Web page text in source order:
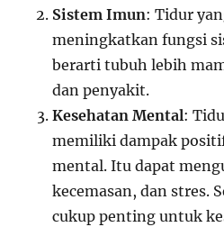
Sistem Imun: Tidur
meningkatkan fungsi
berarti tubuh lebih
dan penyakit.
Kesehatan Mental:
memiliki dampak
mental. Itu dapat
kecemasan, dan stres.
cukup penting untuk